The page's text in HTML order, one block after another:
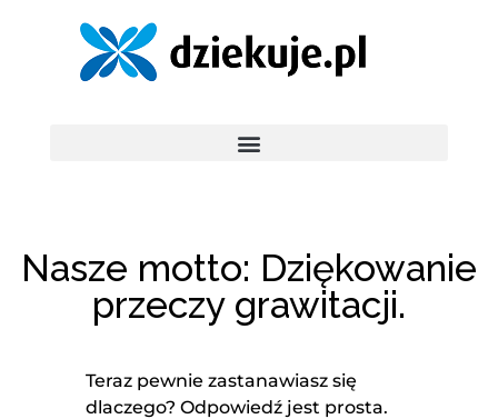
Nasze motto: Dziękowanie
przeczy grawitacji.
Teraz pewnie zastanawiasz się
dlaczego? Odpowiedź jest prosta.